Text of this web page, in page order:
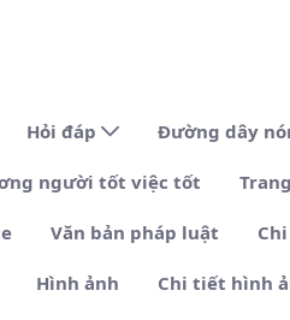
Hỏi đáp Đường dây
người tốt việc tốt
Văn bản pháp luật
Hình ảnh Chi tiết hình